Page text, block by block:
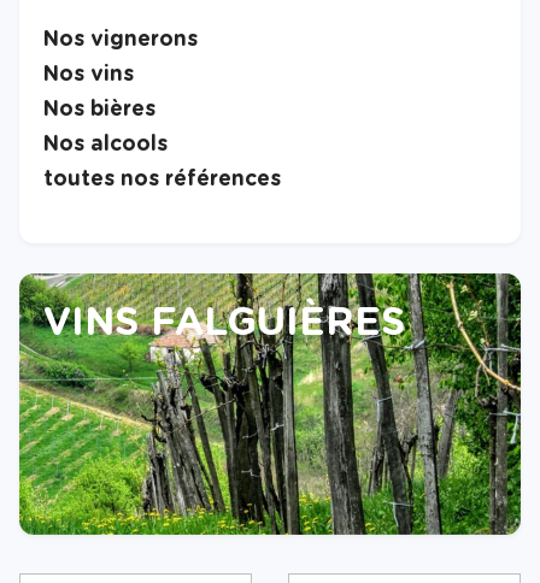
Nos vignerons
Nos vins
Nos bières
Nos alcools
toutes nos références
VINS FALGUIÈRES